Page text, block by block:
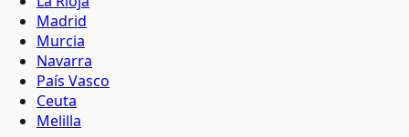
Madrid
Murcia
Navarra
País Vasco
Ceuta
Melilla